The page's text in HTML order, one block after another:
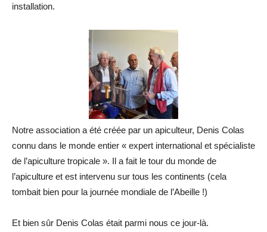
installation.
Notre association a été créée par un apiculteur, Denis Colas
connu dans le monde entier « expert international et spécialiste
de l’apiculture tropicale ». Il a fait le tour du monde de
l’apiculture et est intervenu sur tous les continents (cela
tombait bien pour la journée mondiale de l’Abeille !)
Et bien sûr Denis Colas était parmi nous ce jour-là.